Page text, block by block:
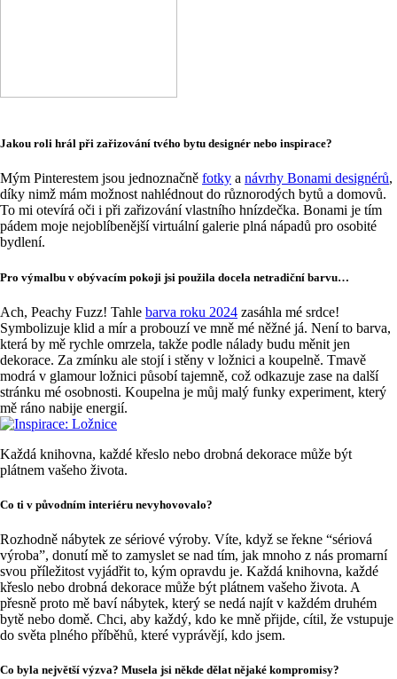
Jakou roli hrál při zařizování tvého bytu designér nebo inspirace?
Mým Pinterestem jsou jednoznačně fotky a návrhy Bonami designérů,
díky nimž mám možnost nahlédnout do různorodých bytů a domovů.
To mi otevírá oči i při zařizování vlastního hnízdečka. Bonami je tím
pádem moje nejoblíbenější virtuální galerie plná nápadů pro osobité
bydlení.
Pro výmalbu v obývacím pokoji jsi použila docela netradiční barvu…
Ach, Peachy Fuzz! Tahle barva roku 2024 zasáhla mé srdce!
Symbolizuje klid a mír a probouzí ve mně mé něžné já. Není to barva,
která by mě rychle omrzela, takže podle nálady budu měnit jen
dekorace. Za zmínku ale stojí i stěny v ložnici a koupelně. Tmavě
modrá v glamour ložnici působí tajemně, což odkazuje zase na další
stránku mé osobnosti. Koupelna je můj malý funky experiment, který
mě ráno nabije energií.
Každá knihovna, každé křeslo nebo drobná dekorace může být
plátnem vašeho života.
Co ti v původním interiéru nevyhovovalo?
Rozhodně nábytek ze sériové výroby. Víte, když se řekne “sériová
výroba”, donutí mě to zamyslet se nad tím, jak mnoho z nás promarní
svou příležitost vyjádřit to, kým opravdu je. Každá knihovna, každé
křeslo nebo drobná dekorace může být plátnem vašeho života. A
přesně proto mě baví nábytek, který se nedá najít v každém druhém
bytě nebo domě. Chci, aby každý, kdo ke mně přijde, cítil, že vstupuje
do světa plného příběhů, které vyprávějí, kdo jsem.
Co byla největší výzva? Musela jsi někde dělat nějaké kompromisy?